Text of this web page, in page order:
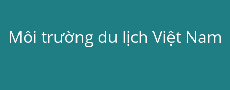
Môi trường du lịch Việt Nam